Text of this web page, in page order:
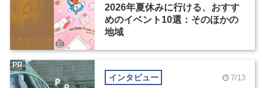
2026年夏休みに行ける、おすす
めのイベント10選：そのほかの
地域
インタビュー 7/13
PR